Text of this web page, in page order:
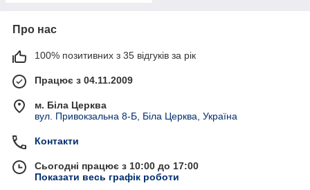
Про нас
100% позитивних з 35 відгуків за рік
Працює з 04.11.2009
м. Біла Церква
вул. Привокзальна 8-Б, Біла Церква, Україна
Контакти
Сьогодні працює з 10:00 до 17:00
Показати весь графік роботи